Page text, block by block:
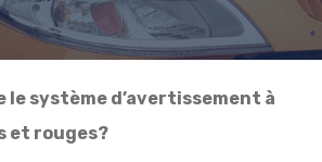
le système d’avertissement à
et rouges?